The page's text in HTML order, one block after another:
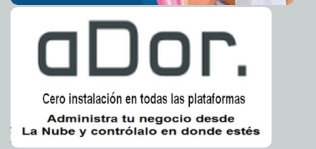
aerolínea Javier W. López Madera
El adagio se cumplió: Comizzo debutó con un triunfo
con "Monarcas" Javier W. López Madera
Sin ataque y contundencia: Monterrey pierde ante
2014-03-16 16:06:48 "¡Págame!": Con bolsas en la cabeza, jugadores del
2014-03-16 16:02:54 Oribe Peralta, contento: Por alcanzar los 100 goles en
Primera División de México Javier W. López Madera
2014-03-16 16:00:39 "Tuzo" que se duerme... lo golea "Santos": Los de la
Laguna remontan y ganan 3-1 con un hombre más Javier W. López Madera